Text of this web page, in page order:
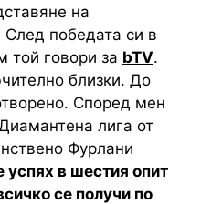
на
победата си в
той говори за bTV.
близки. До
Според мен
лига от
Фурлани
успях в шестия опит
се получи по